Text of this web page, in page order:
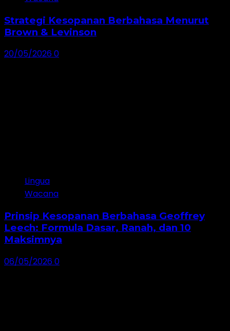
Strategi Kesopanan Berbahasa Menurut
Brown & Levinson
20/05/20260
Lingua
Wacana
Prinsip Kesopanan Berbahasa Geoffrey
Leech: Formula Dasar, Ranah, dan 10
Maksimnya
06/05/20260